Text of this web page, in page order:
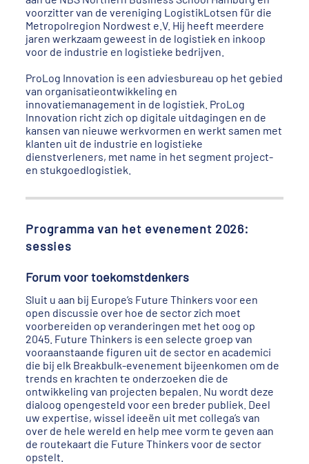
voorzitter van de vereniging LogistikLotsen für die
Metropolregion Nordwest e.V. Hij heeft meerdere
jaren werkzaam geweest in de logistiek en inkoop
voor de industrie en logistieke bedrijven.
ProLog Innovation is een adviesbureau op het gebied
van organisatieontwikkeling en
innovatiemanagement in de logistiek. ProLog
Innovation richt zich op digitale uitdagingen en de
kansen van nieuwe werkvormen en werkt samen met
klanten uit de industrie en logistieke
dienstverleners, met name in het segment project-
en stukgoedlogistiek.
Programma van het evenement 2026:
sessies
Forum voor toekomstdenkers
Sluit u aan bij Europe’s Future Thinkers voor een
open discussie over hoe de sector zich moet
voorbereiden op veranderingen met het oog op
2045. Future Thinkers is een selecte groep van
vooraanstaande figuren uit de sector en academici
die bij elk Breakbulk-evenement bijeenkomen om de
trends en krachten te onderzoeken die de
ontwikkeling van projecten bepalen. Nu wordt deze
dialoog opengesteld voor een breder publiek. Deel
uw expertise, wissel ideeën uit met collega’s van
over de hele wereld en help mee vorm te geven aan
de routekaart die Future Thinkers voor de sector
opstelt.